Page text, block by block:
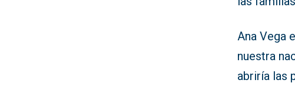
Ana Vega
nuestra
abriría las